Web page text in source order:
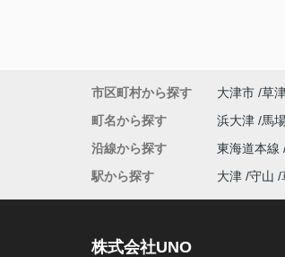
市区町村から探す 大津市 草
町名から探す
浜大津 馬
沿線から探す
東海道本線
駅から探す
大津 守山
株式会社UNO